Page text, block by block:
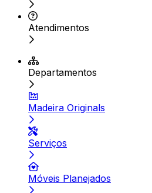
Atendimentos
Departamentos
Madeira Originals
Serviços
Móveis Planejados